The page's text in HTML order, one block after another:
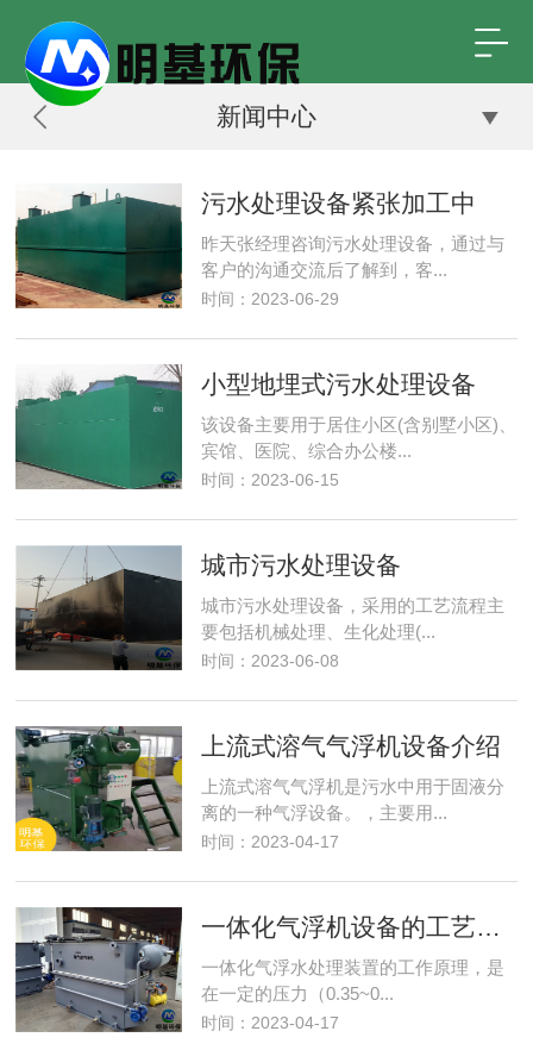
新闻中心
污水处理设备紧张加工中
昨天张经理咨询污水处理设备，通过与
客户的沟通交流后了解到，客...
时间：2023-06-29
小型地埋式污水处理设备
该设备主要用于居住小区(含别墅小区)、
宾馆、医院、综合办公楼...
时间：2023-06-15
城市污水处理设备
城市污水处理设备，采用的工艺流程主
要包括机械处理、生化处理(...
时间：2023-06-08
上流式溶气气浮机设备介绍
上流式溶气气浮机是污水中用于固液分
离的一种气浮设备。，主要用...
时间：2023-04-17
一体化气浮机设备的工艺说明
一体化气浮水处理装置的工作原理，是
在一定的压力（0.35~0...
时间：2023-04-17